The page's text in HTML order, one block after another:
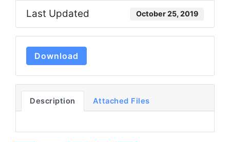
Last Updated October 25, 2019
Download
Description Attached Files